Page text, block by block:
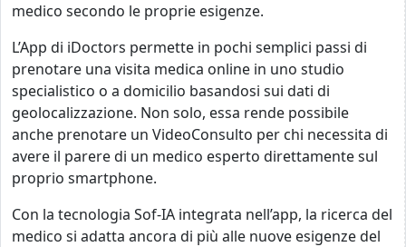
medico secondo le proprie esigenze.
L’App di iDoctors permette in pochi semplici passi di
prenotare una visita medica online in uno studio
specialistico o a domicilio basandosi sui dati di
geolocalizzazione. Non solo, essa rende possibile
anche prenotare un VideoConsulto per chi necessita di
avere il parere di un medico esperto direttamente sul
proprio smartphone.
Con la tecnologia Sof-IA integrata nell’app, la ricerca del
medico si adatta ancora di più alle nuove esigenze del